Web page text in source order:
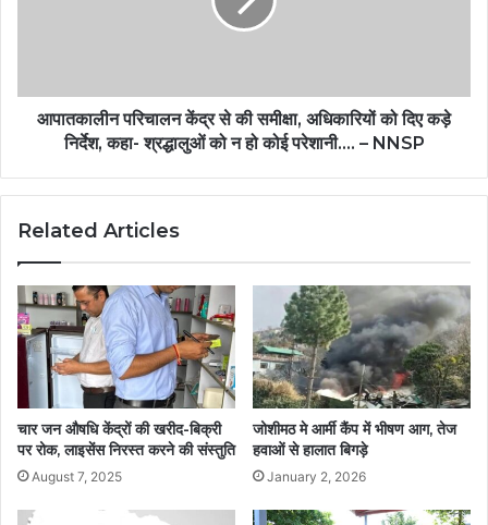
आपातकालीन परिचालन केंद्र से की समीक्षा, अधिकारियों को दिए कड़े
निर्देश, कहा- श्रद्धालुओं को न हो कोई परेशानी…. – NNSP
Related Articles
चार जन औषधि केंद्रों की खरीद-बिक्री
पर रोक, लाइसेंस निरस्त करने की संस्तुति
August 7, 2025
जोशीमठ मे आर्मी कैंप में भीषण आग, तेज
हवाओं से हालात बिगड़े
January 2, 2026